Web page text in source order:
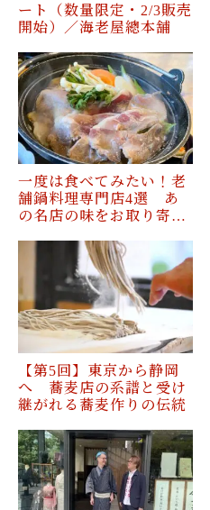
ート（数量限定・2/3販売
開始）／海老屋總本舗
一度は食べてみたい！老
舗鍋料理専門店4選 あ
の名店の味をお取り寄…
【第5回】東京から静岡
へ 蕎麦店の系譜と受け
継がれる蕎麦作りの伝統